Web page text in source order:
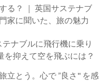
ステナブ
家に聞いた、旅の魅力
ナブルに飛行機に乗り
を抑えて空を飛ぶには？
立とう。心で ”良さ" を感